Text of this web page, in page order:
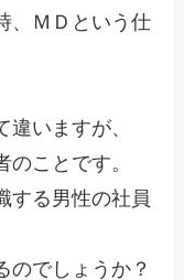
、ＭＤという仕
いますが、
ことです。
する男性の社員
のでしょうか？